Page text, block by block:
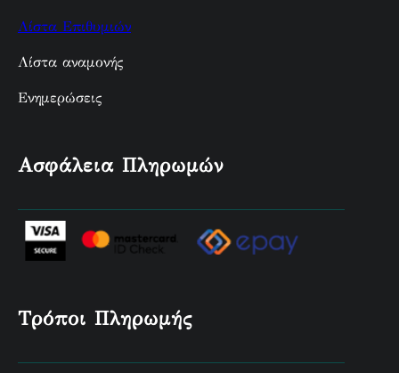
Λίστα Επιθυμιών
Λίστα αναμονής
Ενημερώσεις
Ασφάλεια Πληρωμών
Τρόποι Πληρωμής